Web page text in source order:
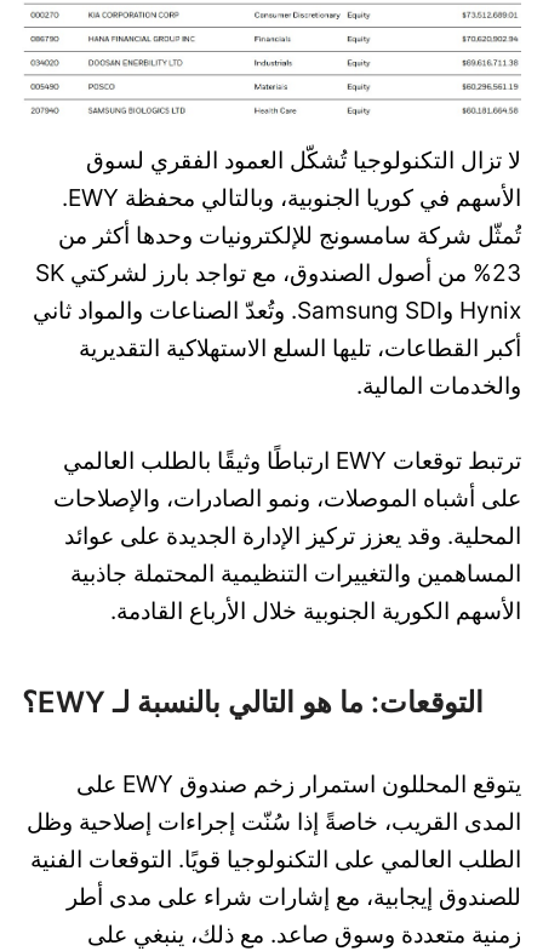
لا تزال التكنولوجيا تُشكّل العمود الفقري لسوق
الأسهم في كوريا الجنوبية، وبالتالي محفظة EWY.
تُمثّل شركة سامسونج للإلكترونيات وحدها أكثر من
23% من أصول الصندوق، مع تواجد بارز لشركتي SK
Hynix وSamsung SDI. وتُعدّ الصناعات والمواد ثاني
أكبر القطاعات، تليها السلع الاستهلاكية التقديرية
والخدمات المالية.
ترتبط توقعات EWY ارتباطًا وثيقًا بالطلب العالمي
على أشباه الموصلات، ونمو الصادرات، والإصلاحات
المحلية. وقد يعزز تركيز الإدارة الجديدة على عوائد
المساهمين والتغييرات التنظيمية المحتملة جاذبية
الأسهم الكورية الجنوبية خلال الأرباع القادمة.
التوقعات: ما هو التالي بالنسبة لـ EWY؟
يتوقع المحللون استمرار زخم صندوق EWY على
المدى القريب، خاصةً إذا سُنّت إجراءات إصلاحية وظل
الطلب العالمي على التكنولوجيا قويًا. التوقعات الفنية
للصندوق إيجابية، مع إشارات شراء على مدى أطر
زمنية متعددة وسوق صاعد. مع ذلك، ينبغي على